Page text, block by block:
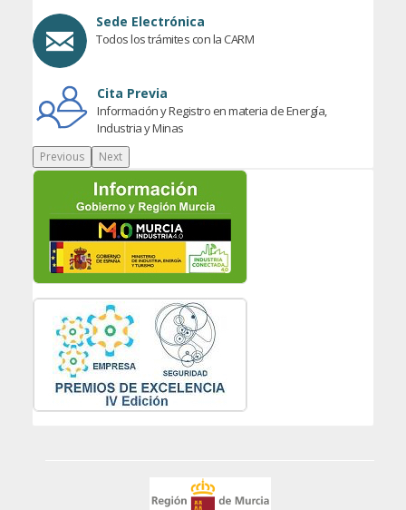
Sede Electrónica
Todos los trámites con la CARM
Cita Previa
Información y Registro en materia de Energía,
Industria y Minas
Previous Next